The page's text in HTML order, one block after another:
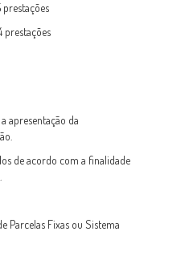
prestações
apresentação da
de acordo com a finalidade
Parcelas Fixas ou Sistema